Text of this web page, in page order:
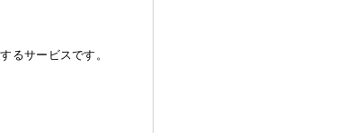
るサービスです。